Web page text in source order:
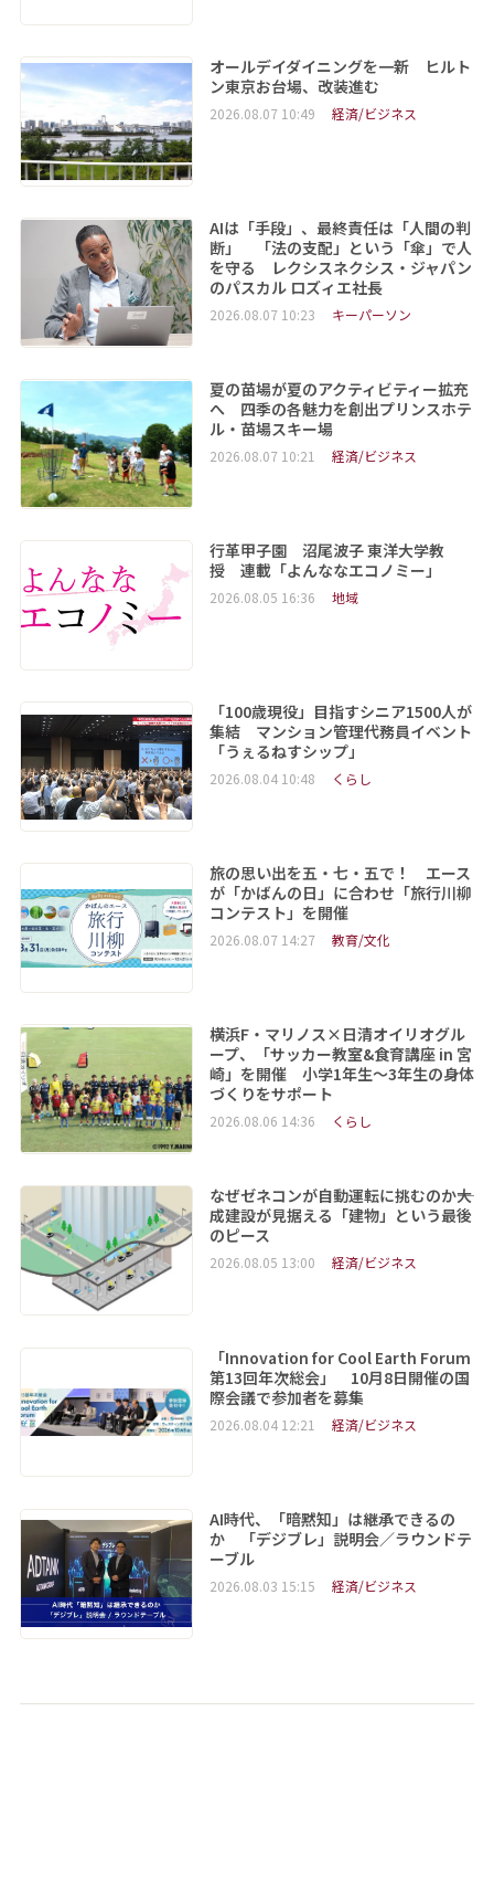
オールデイダイニングを一新 ヒルト
ン東京お台場、改装進む
2026.08.07 10:49 経済/ビジネス
AIは「手段」、最終責任は「人間の判
断」 「法の支配」という「傘」で人
を守る レクシスネクシス・ジャパン
のパスカル ロズィエ社長
2026.08.07 10:23 キーパーソン
夏の苗場が夏のアクティビティー拡充
へ 四季の各魅力を創出プリンスホテ
ル・苗場スキー場
2026.08.07 10:21 経済/ビジネス
行革甲子園 沼尾波子 東洋大学教
授 連載「よんななエコノミー」
2026.08.05 16:36 地域
「100歳現役」目指すシニア1500人が
集結 マンション管理代務員イベント
「うぇるねすシップ」
2026.08.04 10:48 くらし
旅の思い出を五・七・五で！ エース
が「かばんの日」に合わせ「旅行川柳
コンテスト」を開催
2026.08.07 14:27 教育/文化
横浜F・マリノス×日清オイリオグル
ープ、「サッカー教室&食育講座 in 宮
崎」を開催 小学1年生～3年生の身体
づくりをサポート
2026.08.06 14:36 くらし
なぜゼネコンが自動運転に挑むのか――大
成建設が見据える「建物」という最後
のピース
2026.08.05 13:00 経済/ビジネス
「Innovation for Cool Earth Forum
第13回年次総会」 10月8日開催の国
際会議で参加者を募集
2026.08.04 12:21 経済/ビジネス
AI時代、「暗黙知」は継承できるの
か 「デジブレ」説明会／ラウンドテ
ーブル
2026.08.03 15:15 経済/ビジネス